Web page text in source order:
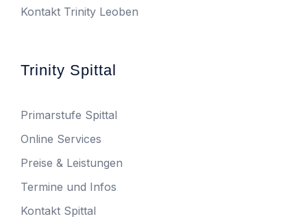
Kontakt Trinity Leoben
Trinity Spittal
Primarstufe Spittal
Online Services
Preise & Leistungen
Termine und Infos
Kontakt Spittal